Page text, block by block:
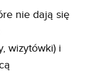
nie dają się
wizytówki) i